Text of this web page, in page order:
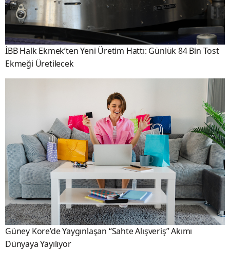
İBB Halk Ekmek’ten Yeni Üretim Hattı: Günlük 84 Bin Tost
Ekmeği Üretilecek
Güney Kore’de Yaygınlaşan “Sahte Alışveriş” Akımı
Dünyaya Yayılıyor